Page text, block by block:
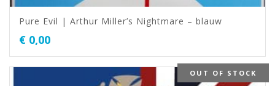
Pure Evil | Arthur Miller’s Nightmare – blauw
€ 0,00
OUT OF STOCK